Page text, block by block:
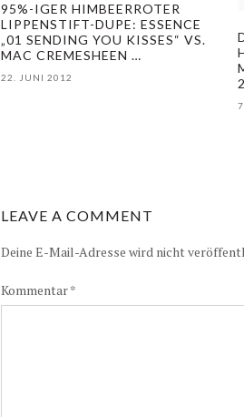
95%-IGER HIMBEERROTER
LIPPENSTIFT-DUPE: ESSENCE
„01 SENDING YOU KISSES“ VS.
MAC CREMESHEEN …
22. JUNI 2012
LEAVE A COMMENT
Deine E-Mail-Adresse wird nicht
Kommentar*